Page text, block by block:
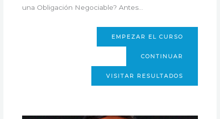
una Obligación Negociable? Antes…
EMPEZAR EL CURSO
CONTINUAR
VISITAR RESULTADOS